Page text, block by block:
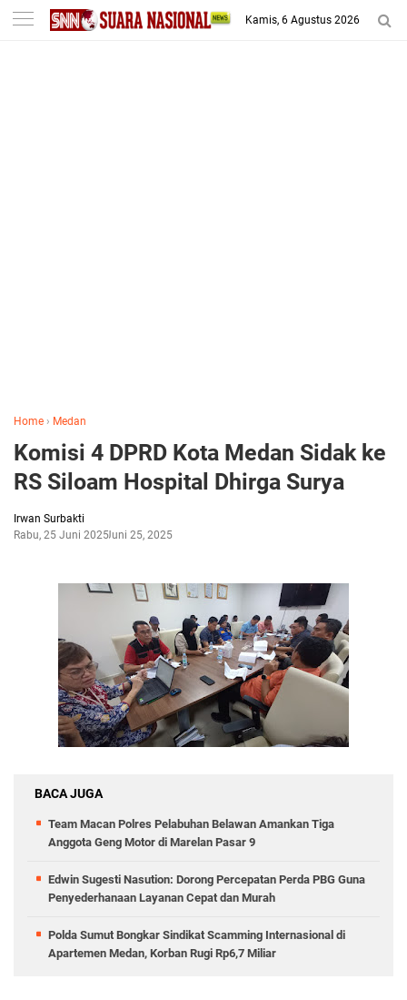
-->
Kamis, 6 Agustus 2026
Home › Medan
Komisi 4 DPRD Kota Medan Sidak ke
RS Siloam Hospital Dhirga Surya
Irwan Surbakti
Rabu, 25 Juni 2025Juni 25, 2025
BACA JUGA
Team Macan Polres Pelabuhan Belawan Amankan Tiga
Anggota Geng Motor di Marelan Pasar 9
Edwin Sugesti Nasution: Dorong Percepatan Perda PBG Guna
Penyederhanaan Layanan Cepat dan Murah
Polda Sumut Bongkar Sindikat Scamming Internasional di
Apartemen Medan, Korban Rugi Rp6,7 Miliar